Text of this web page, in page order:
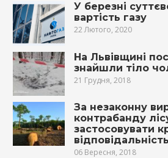
У березні
вартість газу
22 Лютого, 2020
На Львівщині
знайшли тіло
21 Грудня, 2018
За незаконну
контрабанду
застосовувати
відповідальність
06 Вересня, 2018